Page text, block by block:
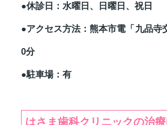
●休診日：水曜日、日曜日、祝日
●アクセス方法：熊本市電「九品寺
0分
●駐車場：有
はさま歯科クリニックの治